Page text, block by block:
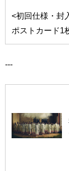
<初回仕様・封
ポストカード1
---